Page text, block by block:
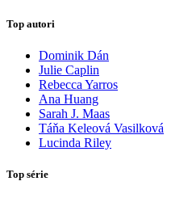
Top autori
Dominik Dán
Julie Caplin
Rebecca Yarros
Ana Huang
Sarah J. Maas
Táňa Keleová Vasilková
Lucinda Riley
Top série